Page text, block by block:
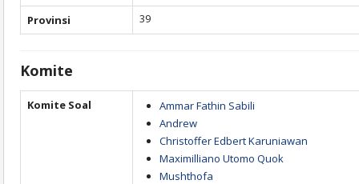
Provinsi 39
Komite
Komite Soal
Ammar Fathin Sabili
Andrew
Christoffer Edbert Karuniawan
Maximilliano Utomo Quok
Mushthofa